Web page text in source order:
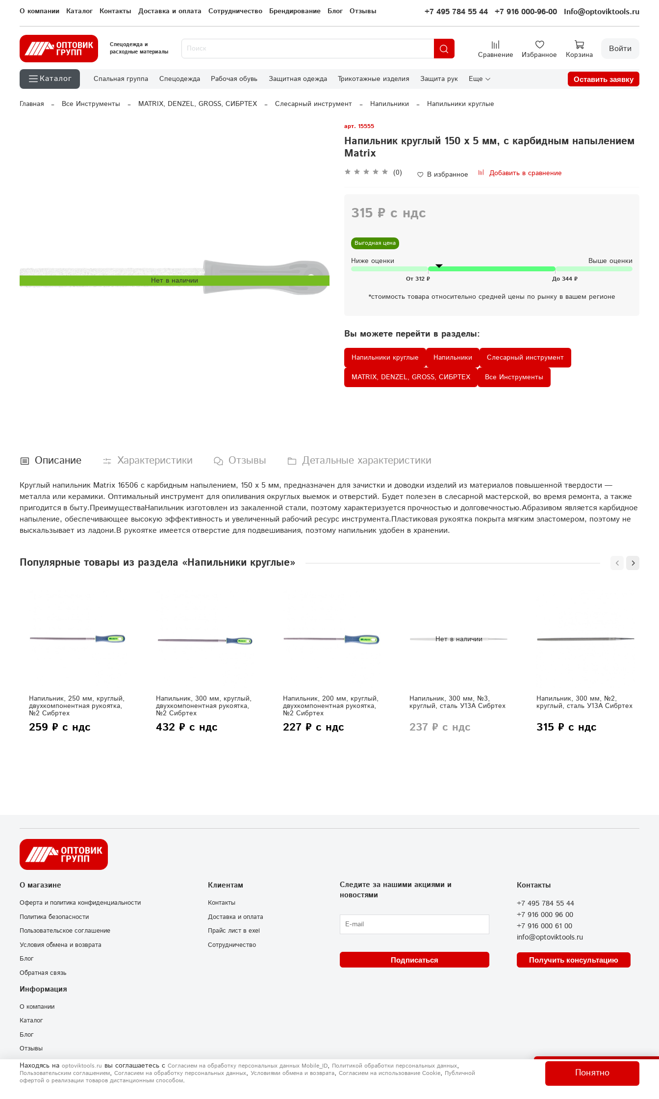
О компании Каталог Контакты Доставка и оплата Сотрудничество Брендирование Блог Отзывы +7 495 784 55 44 +7 916 000-96-00 Info@optoviktools.ru
Спецодежда и
расходные материалы
Сравнение Избранное Корзина
Войти
Каталог Спальная группа Спецодежда Рабочая обувь Защитная одежда Трикотажные изделия Защита рук Еще Оставить заявку
Главная Все Инструменты MATRIX, DENZEL, GROSS, СИБРТЕХ Слесарный инструмент Напильники Напильники круглые
Нет в наличии
арт. 15555
Напильник круглый 150 х 5 мм, с карбидным напылением
Matrix
(0) В избранное Добавить в сравнение
315 ₽ с ндс
Выгодная цена
Ниже оценки Выше оценки
*стоимость товара относительно средней цены по рынку в вашем регионе
Вы можете перейти в разделы:
Напильники круглые Напильники
Слесарный инструмент
MATRIX, DENZEL, GROSS, СИБРТЕХ
Все Инструменты
Описание Характеристики Отзывы Детальные характеристики
Круглый напильник Matrix 16506 с карбидным напылением, 150 х 5 мм, предназначен для зачистки и доводки изделий из материалов повышенной твердости —
металла или керамики. Оптимальный инструмент для опиливания округлых выемок и отверстий. Будет полезен в слесарной мастерской, во время ремонта, а также
пригодится в быту.ПреимуществаНапильник изготовлен из закаленной стали, поэтому характеризуется прочностью и долговечностью.Абразивом является карбидное
напыление, обеспечивающее высокую эффективность и увеличенный рабочий ресурс инструмента.Пластиковая рукоятка покрыта мягким эластомером, поэтому не
выскальзывает из ладони.В рукоятке имеется отверстие для подвешивания, поэтому напильник удобен в хранении.
Популярные товары из раздела «Напильники круглые»
Напильник, 250 мм, круглый,
двухкомпонентная рукоятка,
№2 Сибртех
259 ₽ с ндс
Напильник, 300 мм, круглый,
двухкомпонентная рукоятка,
№2 Сибртех
432 ₽ с ндс
Напильник, 200 мм, круглый,
двухкомпонентная рукоятка,
№2 Сибртех
227 ₽ с ндс
Нет в наличии
Напильник, 300 мм, №3,
круглый, сталь У13А Сибртех
237 ₽ с ндс
Напильник, 300 мм, №2,
круглый, сталь У13А Сибртех
315 ₽ с ндс
О магазине
Оферта и политика конфиденциальности
Политика безопасности
Пользовательское соглашение
Условия обмена и возврата
Блог
Обратная связь
Клиентам
Контакты
Доставка и оплата
Прайс лист в exel
Сотрудничество
Информация
О компании
Каталог
Блог
Отзывы
Контакты
+7 495 784 55 44
+7 916 000 96 00
+7 916 000 61 00
info@optoviktools.ru
Получить консультацию
Следите за нашими акциями и
новостями
Подписаться
Находясь на optoviktools.ru вы соглашаетесь с Согласием на обработку персональных данных Mobile_ID, Политикой обработки персональных данных,
Пользовательским соглашением, Согласием на обработку персональных данных, Условиями обмена и возврата, Согласием на использование Сookie, Публичной
офертой о реализации товаров дистанционным способом.
Понятно
Отправить нам сообщение